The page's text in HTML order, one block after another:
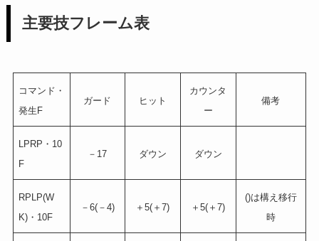
主要技フレーム表
コマンド・
発生F
ガード ヒット
カウンタ
ー
備考
LPRP・10
F
－17 ダウン ダウン
RPLP(W
K)・10F
－6(－4) ＋5(＋7) ＋5(＋7)
()は構え移行
時